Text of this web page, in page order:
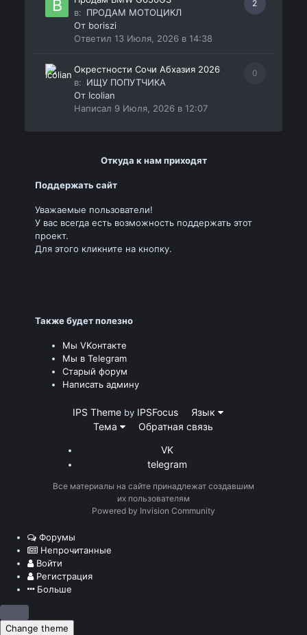
2
в: ПРОДАМ МОТОЦИКЛ
От boriszi
Ответил13 Июля, 2026 в 14:38
0
Окрестности Сочи Абхазия 2026
в: ИЩУ ПОПУТЧИКА
От Icolian
Написал 9 Июля, 2026 в 12:07
Откуда к нам приходят
Поддержать сайт
Уважаемые пользователи!
У вас всегда есть возможность поддержать этот
проект.
Для этого кликните на кнопку.
Также будет полезно
Мы VKонтакте
Мы в Telegram
Старый форум
Написать админу
IPS Theme by IPSFocus
Язык
Тема
Обратная связь
VK
telegram
Все материалы на сайте принадлежат создавшим
их пользователям
Powered by Invision Community
Форумы
Непрочитанные
Войти
Регистрация
Больше
Change theme